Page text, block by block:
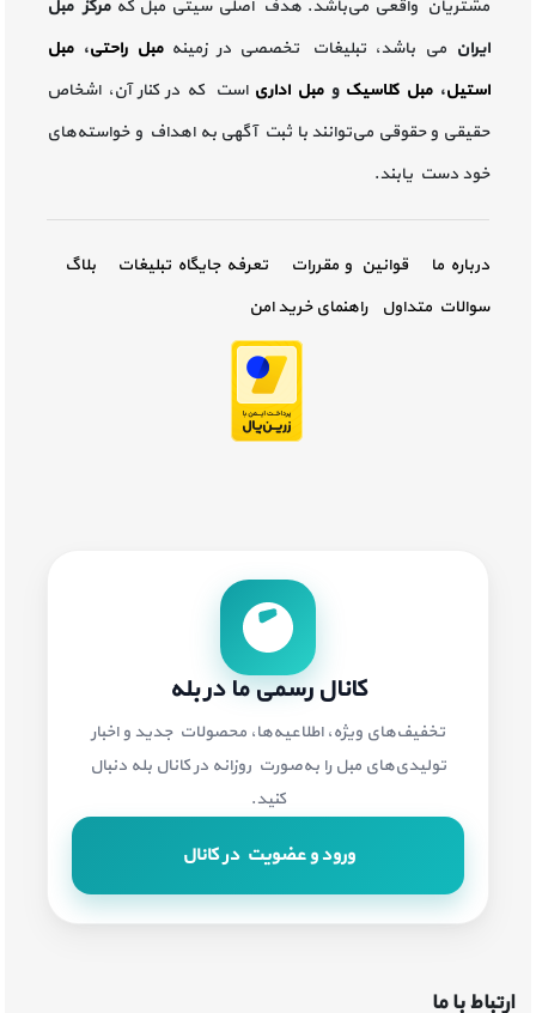
مشتریان واقعی می‌باشد. هدف اصلی سیتی مبل کهمرکز مبل
ایران می باشد، تبلیغات تخصصی در زمینه مبل راحتی،مبل
استیل،مبل کلاسیک ومبل اداری است که در کنار آن، اشخاص
حقیقی و حقوقی می‌توانند با ثبت آگهی به اهداف و خواسته‌های
خود دست یابند.
درباره ما قوانین و مقررات تعرفه جایگاه تبلیغات
بلاگ
سوالات متداول
راهنمای خرید امن
کانال رسمی ما در بله
تخفیف‌های ویژه، اطلاعیه‌ها، محصولات جدید و اخبار
تولیدی‌های مبل را به‌صورت روزانه در کانال بله دنبال
کنید.
ورود و عضویت در کانال
ارتباط با ما